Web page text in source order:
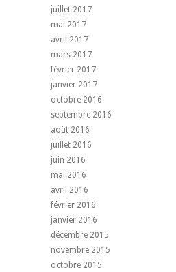
juillet 2017
mai 2017
avril 2017
mars 2017
février 2017
janvier 2017
octobre 2016
septembre 2016
août 2016
juillet 2016
juin 2016
mai 2016
avril 2016
février 2016
janvier 2016
décembre 2015
novembre 2015
octobre 2015